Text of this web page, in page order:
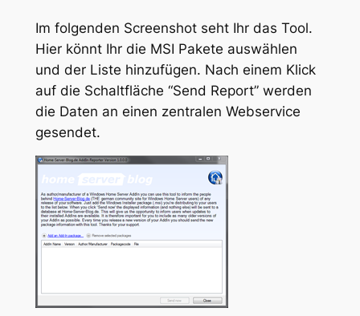
Im folgenden Screenshot seht Ihr das Tool.
Hier könnt Ihr die MSI Pakete auswählen
und der Liste hinzufügen. Nach einem Klick
auf die Schaltfläche “Send Report” werden
die Daten an einen zentralen Webservice
gesendet.